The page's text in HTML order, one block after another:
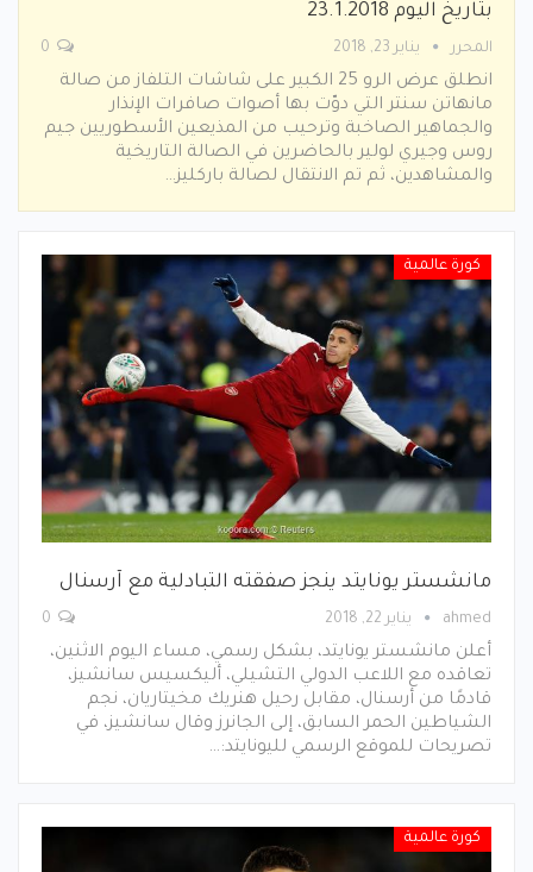
بتاريخ اليوم 23.1.2018
المحرر يناير 23, 2018
انطلق عرض الرو 25 الكبير على شاشات التلفاز من صالة
مانهاتن سنتر التي دوّت بها أصوات صافرات الإنذار
والجماهير الصاخبة وترحيب من المذيعين الأسطوريين جيم
روس وجيري لولير بالحاضرين في الصالة التاريخية
والمشاهدين، ثم تم الانتقال لصالة باركليز…
كورة عالمية
مانشستر يونايتد ينجز صفقته التبادلية مع آرسنال
ahmed يناير 22, 2018
أعلن مانشستر يونايتد، بشكل رسمي، مساء اليوم الاثنين،
تعاقده مع اللاعب الدولي التشيلي، أليكسيس سانشيز،
قادمًا من أرسنال، مقابل رحيل هنريك مخيتاريان، نجم
الشياطين الحمر السابق، إلى الجانرز وقال سانشيز، في
تصريحات للموقع الرسمي لليونايتد:…
كورة عالمية